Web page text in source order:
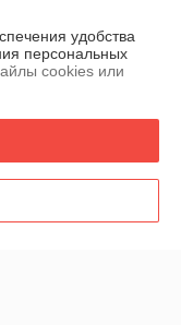
удобства
персональных
cookies или